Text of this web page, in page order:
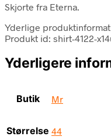
Skjorte fra Eterna.
Yderlige
Produkt id: shirt-4122-
Yderligere
Butik Mr
Størrelse 44